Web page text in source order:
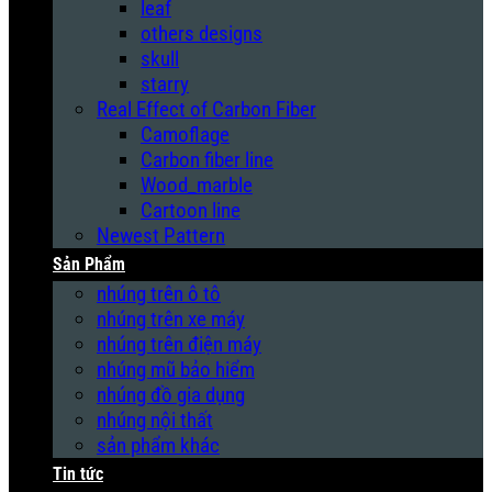
leaf
others designs
skull
starry
Real Effect of Carbon Fiber
Camoflage
Carbon fiber line
Wood_marble
Cartoon line
Newest Pattern
Sản Phẩm
nhúng trên ô tô
nhúng trên xe máy
nhúng trên điện máy
nhúng mũ bảo hiểm
nhúng đồ gia dụng
nhúng nội thất
sản phẩm khác
Tin tức